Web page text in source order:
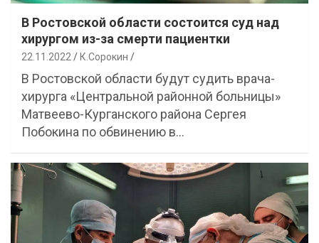
В Ростовской области состоится суд над
хирургом из-за смерти пациентки
22.11.2022 К.Сорокин
В Ростовской области будут судить врача-
хирурга «Центральной районной больницы»
Матвеево-Курганского района Сергея
Побокина по обвинению в…